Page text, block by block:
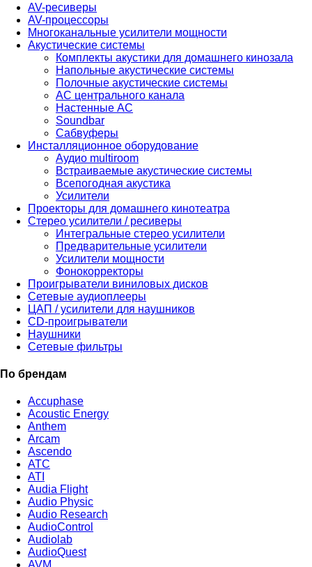
AV-ресиверы
AV-процессоры
Многоканальные усилители мощности
Акустические системы
Комплекты акустики для домашнего кинозала
Напольные акустические системы
Полочные акустические системы
АС центрального канала
Настенные АС
Soundbar
Сабвуферы
Инсталляционное оборудование
Аудио multiroom
Встраиваемые акустические системы
Всепогодная акустика
Усилители
Проекторы для домашнего кинотеатра
Стерео усилители / ресиверы
Интегральные стерео усилители
Предварительные усилители
Усилители мощности
Фонокорректоры
Проигрыватели виниловых дисков
Сетевые аудиоплееры
ЦАП / усилители для наушников
CD-проигрыватели
Наушники
Сетевые фильтры
По брендам
Accuphase
Acoustic Energy
Anthem
Arcam
Ascendo
ATC
ATI
Audia Flight
Audio Physic
Audio Research
AudioControl
Audiolab
AudioQuest
AVM